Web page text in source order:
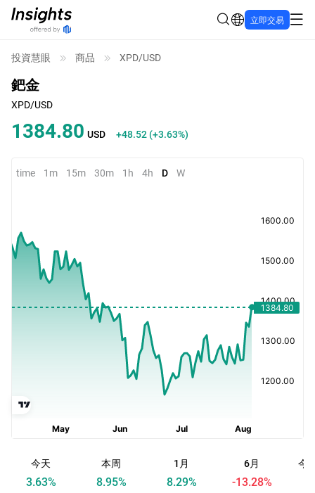
立即交易
投資慧眼 商品 XPD/USD
鈀金
XPD/USD
1384.80 USD +48.52 (+3.63%)
time 1m 15m 30m 1h 4h D W
今天
3.63%
本周
8.95%
1月
8.29%
6月
-13.28%
今